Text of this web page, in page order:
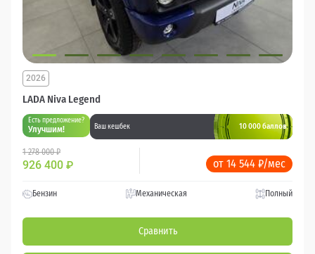
LADA Niva Legend
2026
Есть предложение?
Улучшим! Ваш кешбек 10 000 баллов
1 278 000 ₽
926 400 ₽ от 14 544 ₽/мес
Бензин Механическая Полный
Сравнить